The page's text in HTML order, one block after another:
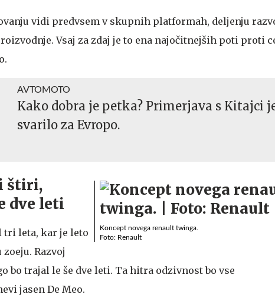
vidi predvsem v skupnih platformah, deljenju
Vsaj za zdaj je to ena najočitnejših poti proti
AVTOMOTO
Kako dobra je petka? Primerjava s Kitajci
svarilo za Evropo.
Koncept novega renault twinga.
Foto: Renault
štiri,
dve leti
tri leta, kar je leto
Razvoj
bo trajal le še dve leti. Ta hitra odzivnost bo vse
jasen De Meo.